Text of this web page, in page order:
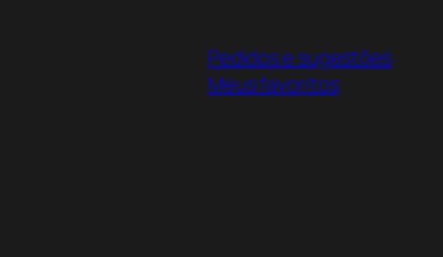
Pedidos e sugestões
Meus favoritos